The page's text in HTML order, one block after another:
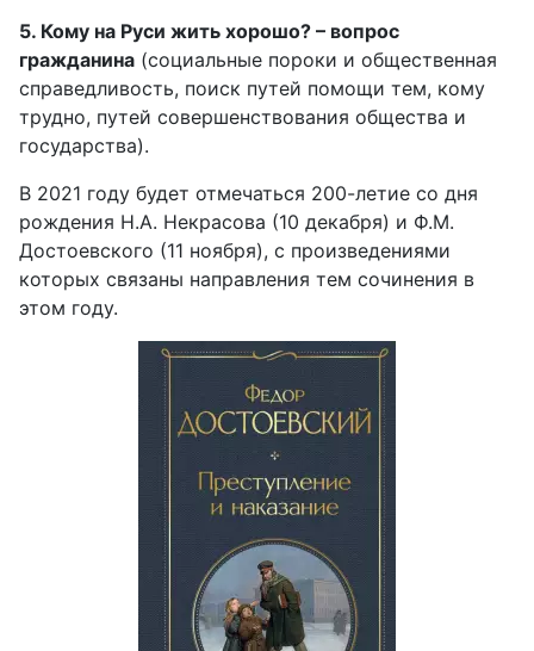
5. Кому на Руси жить хорошо? – вопрос
гражданина (социальные пороки и общественная
справедливость, поиск путей помощи тем, кому
трудно, путей совершенствования общества и
государства).
В 2021 году будет отмечаться 200-летие со дня
рождения Н.А. Некрасова (10 декабря) и Ф.М.
Достоевского (11 ноября), с произведениями
которых связаны направления тем сочинения в
этом году.